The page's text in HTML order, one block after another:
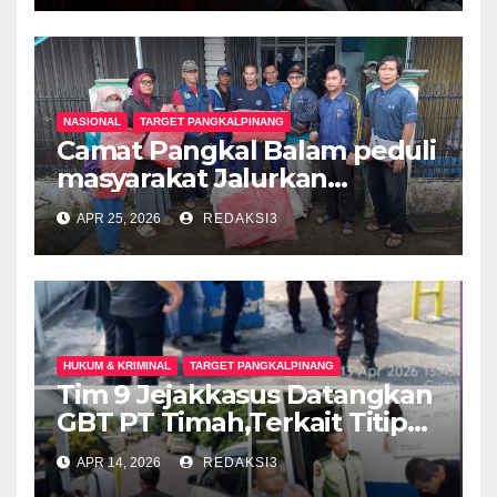
Diperas, Hukum Harus
Bertindak
NASIONAL TARGET PANGKALPINANG
Camat Pangkal Balam peduli
masyarakat Jalurkan
Bantuan Untuk Rumah
masyarakat Terkena dampak
Cuaca Extrim
APR 25, 2026 REDAKSI3
HUKUM & KRIMINAL TARGET PANGKALPINANG
Tim 9 Jejakkasus Datangkan
GBT PT Timah,Terkait Titipan
Timah Balok Ilegal
Tangkapan Polresta, Rais
APR 14, 2026 REDAKSI3